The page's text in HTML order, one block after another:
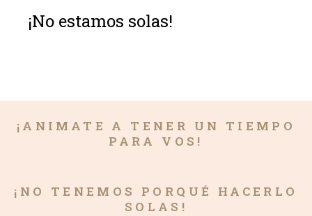
¡No estamos solas!
¡ANIMATE A TENER UN TIEMPO
PARA VOS!
¡NO TENEMOS PORQUÉ HACERLO
SOLAS!